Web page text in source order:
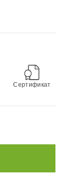
Сертификат